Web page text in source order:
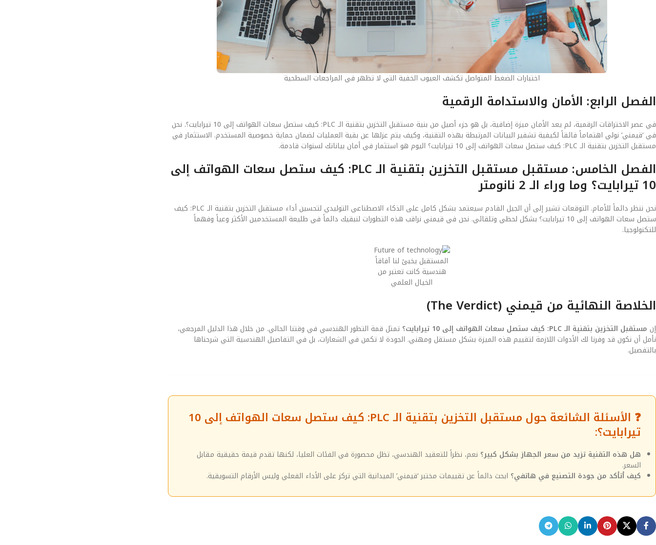
اختبارات الضغط المتواصل تكشف العيوب الخفية التي لا تظهر في المراجعات السطحية
الفصل الرابع: الأمان والاستدامة الرقمية
في عصر الاختراقات الرقمية، لم يعد الأمان ميزة إضافية، بل هو جزء أصيل من بنية مستقبل التخزين بتقنية الـ PLC: كيف ستصل سعات الهواتف إلى 10 تيرابايت؟. نحن
في ‘قيمني’ نولي اهتماماً فائقاً لكيفية تشفير البيانات المرتبطة بهذه التقنية، وكيف يتم عزلها عن بقية العمليات لضمان حماية خصوصية المستخدم. الاستثمار في
مستقبل التخزين بتقنية الـ PLC: كيف ستصل سعات الهواتف إلى 10 تيرابايت؟ اليوم هو استثمار في أمان بياناتك لسنوات قادمة.
الفصل الخامس: مستقبل مستقبل التخزين بتقنية الـ PLC: كيف ستصل سعات الهواتف إلى
10 تيرابايت؟ وما وراء الـ 2 نانومتر
نحن ننظر دائماً للأمام. التوقعات تشير إلى أن الجيل القادم سيعتمد بشكل كامل على الذكاء الاصطناعي التوليدي لتحسين أداء مستقبل التخزين بتقنية الـ PLC: كيف
ستصل سعات الهواتف إلى 10 تيرابايت؟ بشكل لحظي وتلقائي. نحن في قيمني نراقب هذه التطورات لنبقيك دائماً في طليعة المستخدمين الأكثر وعياً وفهماً
للتكنولوجيا.
المستقبل يخبئ لنا آفاقاً
هندسية كانت تعتبر من
الخيال العلمي
الخلاصة النهائية من قيمني (The Verdict)
إن مستقبل التخزين بتقنية الـ PLC: كيف ستصل سعات الهواتف إلى 10 تيرابايت؟
تمثل قمة التطور الهندسي في وقتنا الحالي. من خلال هذا الدليل المرجعي،
نأمل أن نكون قد وفرنا لك الأدوات اللازمة لتقييم هذه الميزة بشكل مستقل ومهني. الجودة لا تكمن في الشعارات، بل في التفاصيل الهندسية التي شرحناها
بالتفصيل.
❓ الأسئلة الشائعة حول مستقبل التخزين بتقنية الـ PLC: كيف ستصل سعات الهواتف إلى 10
تيرابايت؟:
هل هذه التقنية تزيد من سعر الجهاز بشكل كبير؟ نعم، نظراً للتعقيد الهندسي، تظل محصورة في الفئات العليا، لكنها تقدم قيمة حقيقية مقابل
السعر.
كيف أتأكد من جودة التصنيع في هاتفي؟ ابحث دائماً عن تقييمات مختبر ‘قيمني’ الميدانية التي تركز على الأداء الفعلي وليس الأرقام التسويقية.